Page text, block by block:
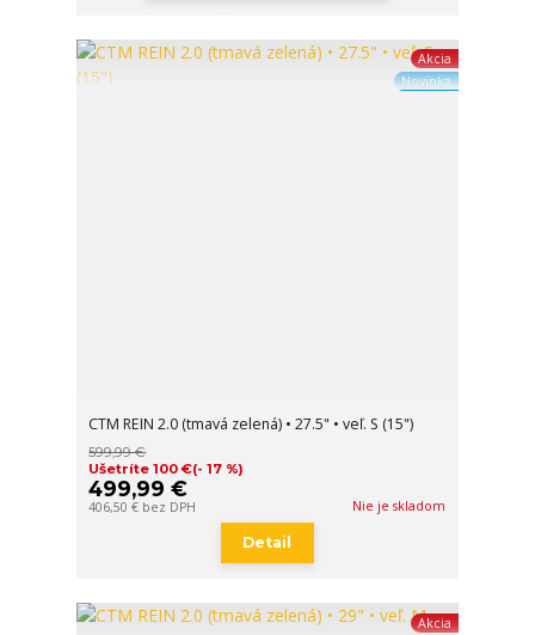
Akcia
Novinka
CTM REIN 2.0 (tmavá zelená) • 27.5" • veľ. S (15")
599,99 €
Ušetríte 100 €(- 17 %)
499,99 €
406,50 € bez DPH Nie je skladom
Detail
Akcia